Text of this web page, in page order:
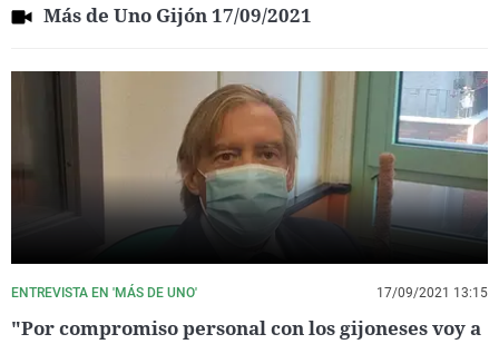
Más de Uno Gijón 17/09/2021
ENTREVISTA EN 'MÁS DE UNO' 17/09/2021 13:15
"Por compromiso personal con los gijoneses voy a